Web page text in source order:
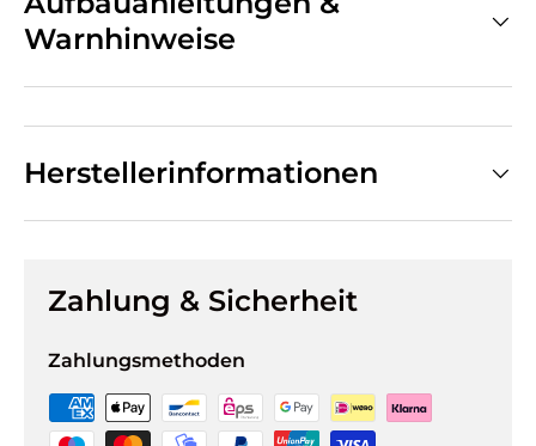
Warnhinweise
Herstellerinformationen
Zahlung & Sicherheit
Zahlungsmethoden